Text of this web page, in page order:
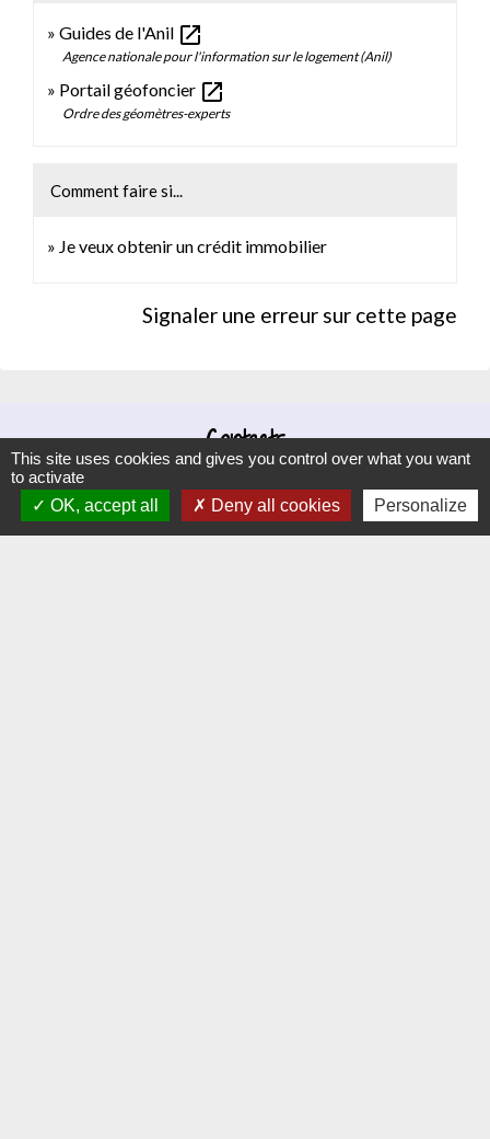
Guides de l'Anil open_in_new
Agence nationale pour l'information sur le logement (Anil)
Portail géofoncier open_in_new
Ordre des géomètres-experts
Comment faire si...
Je veux obtenir un crédit immobilier
Signaler une erreur sur cette page
Contacts
4 rue Riottes
21121 Hauteville-lès-Dijon - FRANCE
This site uses cookies and gives you control over what you want
to activate
OK, accept all
Deny all cookies Personalize